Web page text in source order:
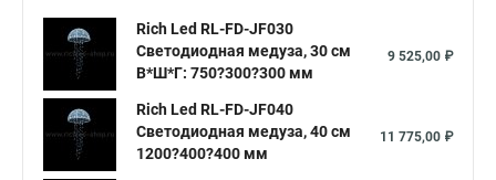
Новогодняя светодиодные фигуры
Светодиодная фигуры купить Фигуры светодиодные олени
Светодиодные фигуры новый год
Фигура светодиодная купить
Светодиодная фигура с новым годом
Rich Led RL-FD-JF030
Светодиодная медуза, 30 см
В*Ш*Г: 750?300?300 мм
9 525,00 ₽
Rich Led RL-FD-JF040
Светодиодная медуза, 40 см
1200?400?400 мм
11 775,00 ₽